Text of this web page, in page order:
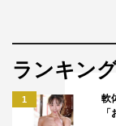
ジャニーズ
ランキン
1
軟